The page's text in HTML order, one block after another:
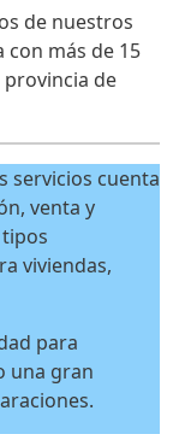
de nuestros
con más de 15
provincia de
servicios cuenta
venta y
viviendas,
para
una gran